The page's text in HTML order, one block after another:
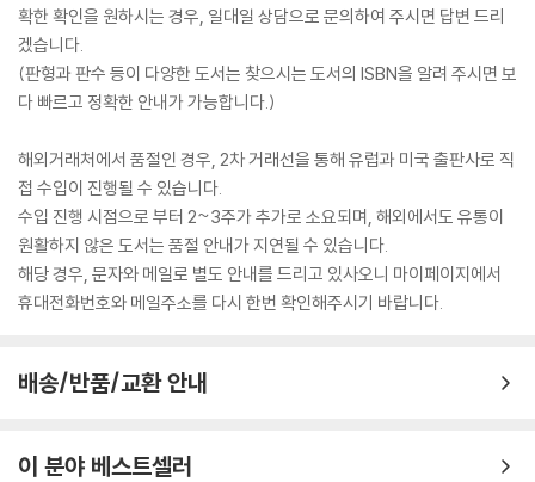
확한 확인을 원하시는 경우, 일대일 상담으로 문의하여 주시면 답변 드리
겠습니다.
(판형과 판수 등이 다양한 도서는 찾으시는 도서의 ISBN을 알려 주시면 보
다 빠르고 정확한 안내가 가능합니다.)
해외거래처에서 품절인 경우, 2차 거래선을 통해 유럽과 미국 출판사로 직
접 수입이 진행될 수 있습니다.
수입 진행 시점으로 부터 2~3주가 추가로 소요되며, 해외에서도 유통이
원활하지 않은 도서는 품절 안내가 지연될 수 있습니다.
해당 경우, 문자와 메일로 별도 안내를 드리고 있사오니 마이페이지에서
휴대전화번호와 메일주소를 다시 한번 확인해주시기 바랍니다.
배송/반품/교환 안내
이 분야 베스트셀러